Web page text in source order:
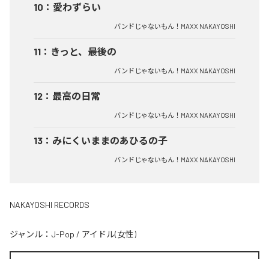
10 ： 愛わずらい
バンドじゃないもん！MAXX NAKAYOSHI
11 ： きっと、最後の
バンドじゃないもん！MAXX NAKAYOSHI
12 ： 最高の日常
バンドじゃないもん！MAXX NAKAYOSHI
13 ： みにくいままのあひるの子
バンドじゃないもん！MAXX NAKAYOSHI
NAKAYOSHI RECORDS
ジャンル： J-Pop / アイドル(女性)